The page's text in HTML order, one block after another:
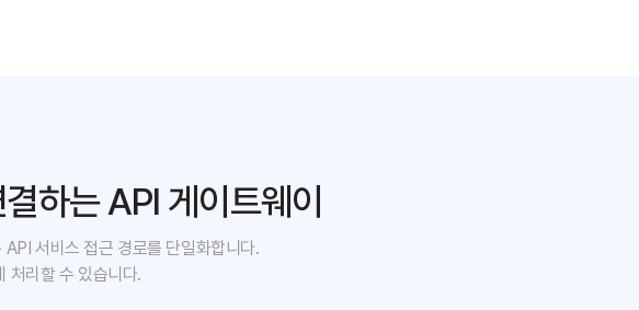
하는 API 게이트웨이
서비스 접근 경로를 단일화합니다.
처리할 수 있습니다.